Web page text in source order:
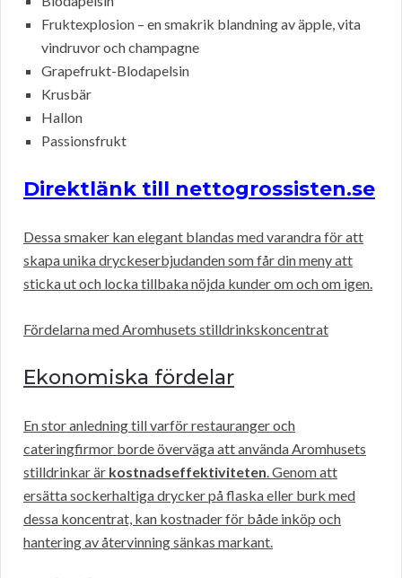
Fruktexplosion – en smakrik blandning av äpple, vita
vindruvor och champagne
Grapefrukt-Blodapelsin
Krusbär
Hallon
Passionsfrukt
Direktlänk till nettogrossisten.se
Dessa smaker kan elegant blandas med varandra för att
skapa unika dryckeserbjudanden som får din meny att
sticka ut och locka tillbaka nöjda kunder om och om igen.
Fördelarna med Aromhusets stilldrinkskoncentrat
Ekonomiska fördelar
En stor anledning till varför restauranger och
cateringfirmor borde överväga att använda Aromhusets
stilldrinkar är kostnadseffektiviteten. Genom att
ersätta sockerhaltiga drycker på flaska eller burk med
dessa koncentrat, kan kostnader för både inköp och
hantering av återvinning sänkas markant.